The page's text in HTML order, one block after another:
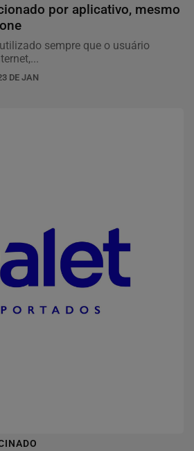
por aplicativo, mesmo
sempre que o usuário
DE JAN